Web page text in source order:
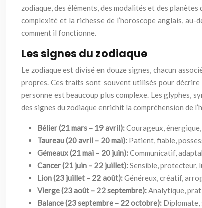
zodiaque, des éléments, des modalités et des
complexité et la richesse de l’horoscope anglais,
comment il fonctionne.
Les signes du zodiaque
Le zodiaque est divisé en douze signes, chacun
propres. Ces traits sont souvent utilisés pour décrire
personne est beaucoup plus complexe. Les glyphes,
des signes du zodiaque enrichit la compréhension de
Bélier (21 mars – 19 avril):Courageux,
Taureau (20 avril – 20 mai): Patient, fiable,
Gémeaux (21 mai – 20 juin):Communicatif,
Cancer (21 juin – 22 juillet):Sensible, protecteur,
Lion (23 juillet – 22 août):Généreux, créatif,
Vierge (23 août – 22 septembre):Analytique,
Balance (23 septembre – 22 octobre): Diplomate,